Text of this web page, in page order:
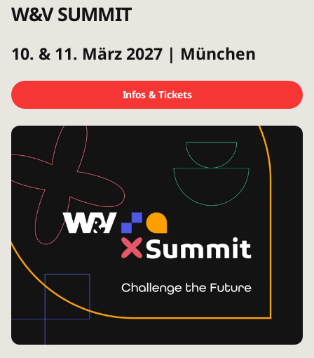
W&V SUMMIT
10. & 11. März 2027 | München
Infos & Tickets